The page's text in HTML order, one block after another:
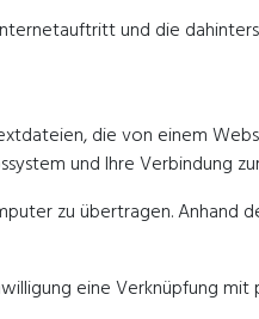
und die
die von einem
und Ihre Verbindung
zu übertragen. Anhand
eine Verknüpfung